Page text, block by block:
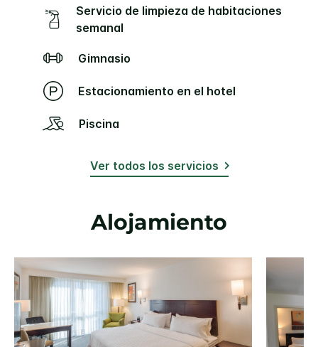
Servicio de limpieza de habitaciones
semanal
Gimnasio
Estacionamiento en el hotel
Piscina
Ver todos los servicios
Alojamiento